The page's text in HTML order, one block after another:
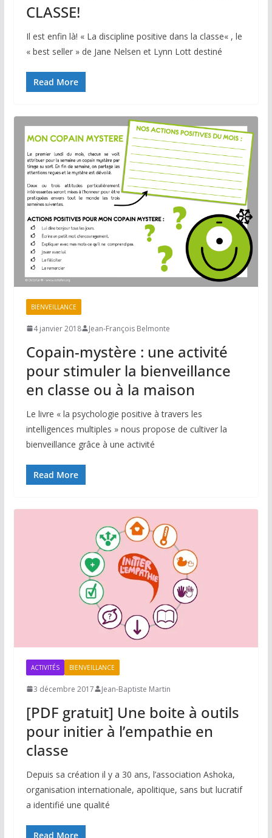
CLASSE!
Il est enfin là! « La discipline positive dans la classe« , le
« best seller » de Jane Nelsen et Lynn Lott destiné
Read More
BIENVEILLANCE
4 janvier 2018 Jean-François Belmonte
Copain-mystère : une activité
pour stimuler la bienveillance
en classe ou à la maison
Le livre « la psychologie positive à travers les
intelligences multiples » nous propose de cultiver la
bienveillance grâce à une activité
Read More
ACTIVITÉS BIENVEILLANCE
3 décembre 2017 Jean-Baptiste Martin
[PDF gratuit] Une boite à outils
pour initier à l’empathie en
classe
Depuis sa création il y a 30 ans, l’association Ashoka,
organisation internationale, apolitique, sans but lucratif
a identifié une qualité
Read More